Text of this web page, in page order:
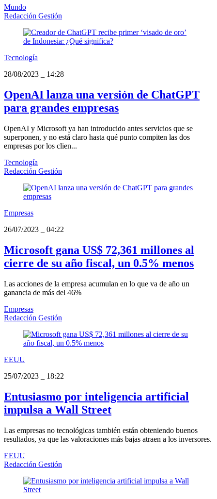
Mundo
Redacción Gestión
Tecnología
28/08/2023
14:28
OpenAI lanza una versión de ChatGPT
para grandes empresas
OpenAI y Microsoft ya han introducido antes servicios que se
superponen, y no está claro hasta qué punto compiten las dos
empresas por los clien...
Tecnología
Redacción Gestión
Empresas
26/07/2023
04:22
Microsoft gana US$ 72,361 millones al
cierre de su año fiscal, un 0.5% menos
Las acciones de la empresa acumulan en lo que va de año un
ganancia de más del 46%
Empresas
Redacción Gestión
EEUU
25/07/2023
18:22
Entusiasmo por inteligencia artificial
impulsa a Wall Street
Las empresas no tecnológicas también están obteniendo buenos
resultados, ya que las valoraciones más bajas atraen a los inversores.
EEUU
Redacción Gestión